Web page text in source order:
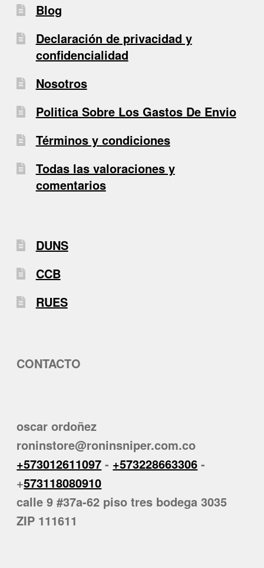
Blog
Declaración de privacidad y
confidencialidad
Nosotros
Politica Sobre Los Gastos De Envio
Términos y condiciones
Todas las valoraciones y
comentarios
DUNS
CCB
RUES
CONTACTO
oscar ordoñez
roninstore@roninsniper.com.co
+573012611097 - +573228663306 -
+573118080910
calle 9 #37a-62 piso tres bodega 3035
ZIP 111611